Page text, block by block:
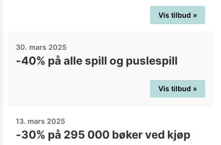
Vis tilbud »
30. mars 2025
-40% på alle spill og puslespill
Vis tilbud »
13. mars 2025
-30% på 295 000 bøker ved kjøp